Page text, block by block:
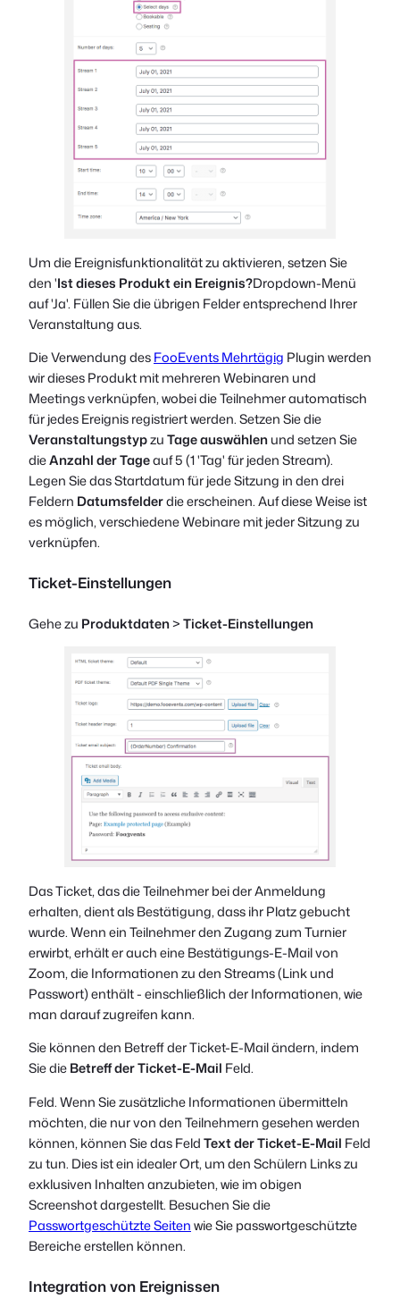
Um die Ereignisfunktionalität zu aktivieren, setzen Sie
den 'Ist dieses Produkt ein Ereignis?Dropdown-Menü
auf 'Ja'. Füllen Sie die übrigen Felder entsprechend Ihrer
Veranstaltung aus.
Die Verwendung desFooEvents Mehrtägig Plugin werden
wir dieses Produkt mit mehreren Webinaren und
Meetings verknüpfen, wobei die Teilnehmer automatisch
für jedes Ereignis registriert werden. Setzen Sie die
VeranstaltungstypzuTage auswählenund setzen Sie
dieAnzahl der Tageauf 5 (1 'Tag' für jeden Stream).
Legen Sie das Startdatum für jede Sitzung in den drei
Feldern Datumsfelderdie erscheinen. Auf diese Weise ist
es möglich, verschiedene Webinare mit jeder Sitzung zu
verknüpfen.
Ticket-Einstellungen
Gehe zu Produktdaten>Ticket-Einstellungen
Das Ticket, das die Teilnehmer bei der Anmeldung
erhalten, dient als Bestätigung, dass ihr Platz gebucht
wurde. Wenn ein Teilnehmer den Zugang zum Turnier
erwirbt, erhält er auch eine Bestätigungs-E-Mail von
Zoom, die Informationen zu den Streams (Link und
Passwort) enthält - einschließlich der Informationen, wie
man darauf zugreifen kann.
Sie können den Betreff der Ticket-E-Mail ändern, indem
Sie dieBetreff der Ticket-E-Mail Feld.
Feld. Wenn Sie zusätzliche Informationen übermitteln
möchten, die nur von den Teilnehmern gesehen werden
können, können Sie das FeldText der Ticket-E-Mail Feld
zu tun. Dies ist ein idealer Ort, um den Schülern Links zu
exklusiven Inhalten anzubieten, wie im obigen
Screenshot dargestellt. Besuchen Sie die
Passwortgeschützte Seitenwie Sie passwortgeschützte
Bereiche erstellen können.
Integration von Ereignissen